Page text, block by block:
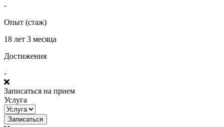
-
Опыт (стаж)
18 лет 3 месяца
Достижения
-
Записаться на прием
Услуга